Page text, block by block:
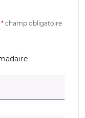
* champ obligatoire